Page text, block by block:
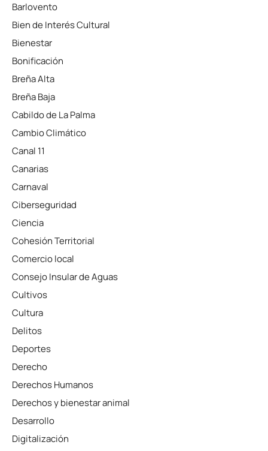
Barlovento
Bien de Interés Cultural
Bienestar
Bonificación
Breña Alta
Breña Baja
Cabildo de La Palma
Cambio Climático
Canal 11
Canarias
Carnaval
Ciberseguridad
Ciencia
Cohesión Territorial
Comercio local
Consejo Insular de Aguas
Cultivos
Cultura
Delitos
Deportes
Derecho
Derechos Humanos
Derechos y bienestar animal
Desarrollo
Digitalización